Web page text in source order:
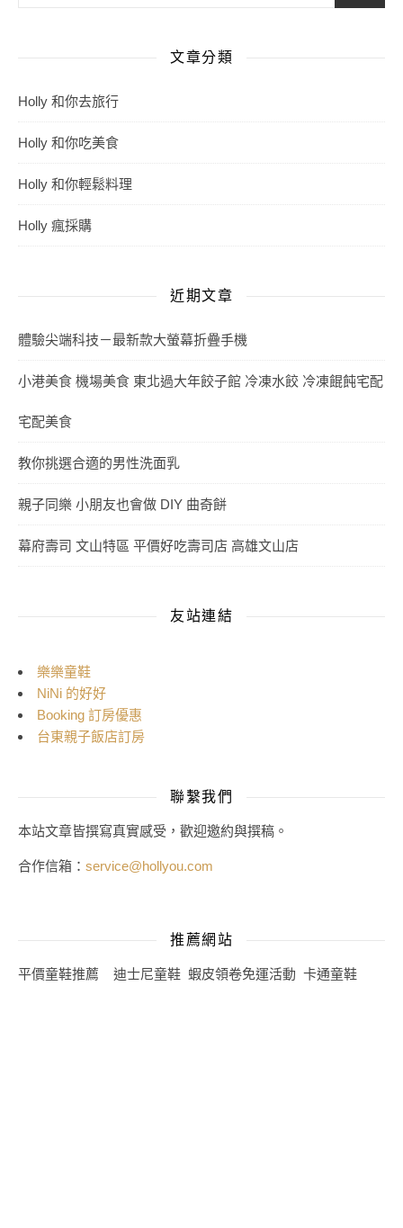
文章分類
Holly 和你去旅行
Holly 和你吃美食
Holly 和你輕鬆料理
Holly 瘋採購
近期文章
體驗尖端科技－最新款大螢幕折疊手機
小港美食 機場美食 東北過大年餃子館 冷凍水餃 冷凍餛飩宅配
宅配美食
教你挑選合適的男性洗面乳
親子同樂 小朋友也會做 DIY 曲奇餅
幕府壽司 文山特區 平價好吃壽司店 高雄文山店
友站連結
樂樂童鞋
NiNi 的好好
Booking 訂房優惠
台東親子飯店訂房
聯繫我們
本站文章皆撰寫真實感受，歡迎邀約與撰稿。
合作信箱： service@hollyou.com
推薦網站
平價童鞋推薦 迪士尼童鞋 蝦皮領卷免運活動 卡通童鞋